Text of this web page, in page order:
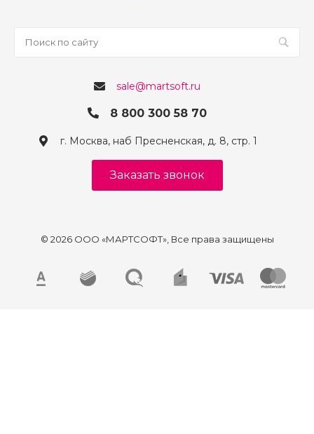
sale@martsoft.ru
8 800 300 58 70
г. Москва, наб Пресненская, д. 8, стр. 1
Заказать звонок
© 2026 ООО «МАРТСОФТ», Все права защищены